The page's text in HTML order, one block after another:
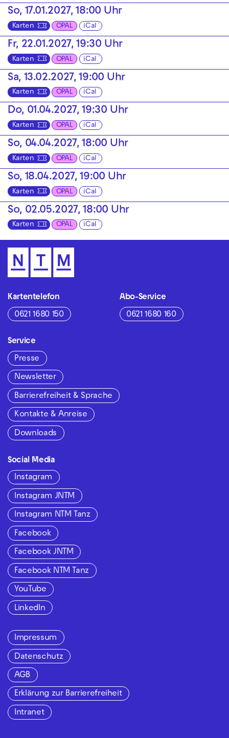
So, 17.01.2027, 18:00 Uhr
Karten OPAL iCal
Fr, 22.01.2027, 19:30 Uhr
Karten OPAL iCal
Sa, 13.02.2027, 19:00 Uhr
Karten OPAL iCal
Do, 01.04.2027, 19:30 Uhr
Karten OPAL iCal
So, 04.04.2027, 18:00 Uhr
Karten OPAL iCal
So, 18.04.2027, 19:00 Uhr
Karten OPAL iCal
So, 02.05.2027, 18:00 Uhr
Karten OPAL iCal
Kartentelefon
0621 1680 150
Abo-Service
0621 1680 160
Service
Presse
Newsletter
Barrierefreiheit & Sprache
Kontakte & Anreise
Downloads
Social Media
Instagram
Instagram JNTM
Instagram NTM Tanz
Facebook
Facebook JNTM
Facebook NTM Tanz
YouTube
LinkedIn
Impressum
Datenschutz
AGB
Erklärung zur Barrierefreiheit
Intranet